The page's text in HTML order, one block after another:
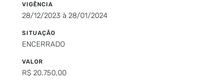
VIGÊNCIA
28/12/2023 à 28/01/2024
SITUAÇÃO
ENCERRADO
VALOR
R$ 20.750,00